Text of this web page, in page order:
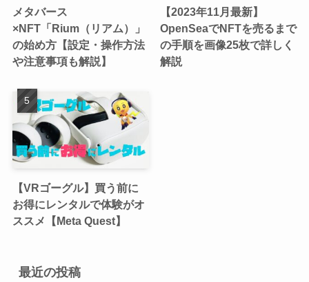
メタバース
×NFT「Rium（リアム）」
の始め方【設定・操作方法
や注意事項も解説】
【2023年11月最新】
OpenSeaでNFTを売るまで
の手順を画像25枚で詳しく
解説
【VRゴーグル】買う前に
お得にレンタルで体験がオ
ススメ【Meta Quest】
最近の投稿